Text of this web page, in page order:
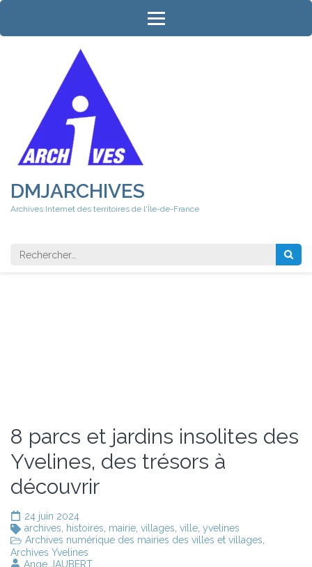
Aller
contenu
DMJARCHIVES
Archives Internet des territoires de l'Île-de-France
Rechercher
8 parcs et jardins insolites des
Yvelines, des trésors à
découvrir
24 juin 2024
archives
histoires mairie villages ville yvelines
Archives numérique des mairies des villes et villages
Archives Yvelines
Ange JAUBERT